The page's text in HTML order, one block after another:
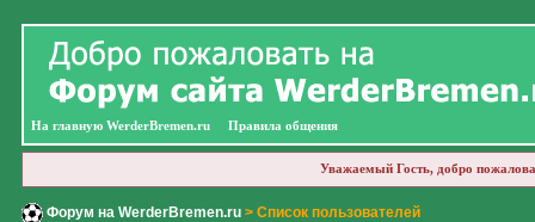
На главную WerderBremen.ru Правила общения
Уважаемый Гость, добро
Форум на WerderBremen.ru> Список пользователей